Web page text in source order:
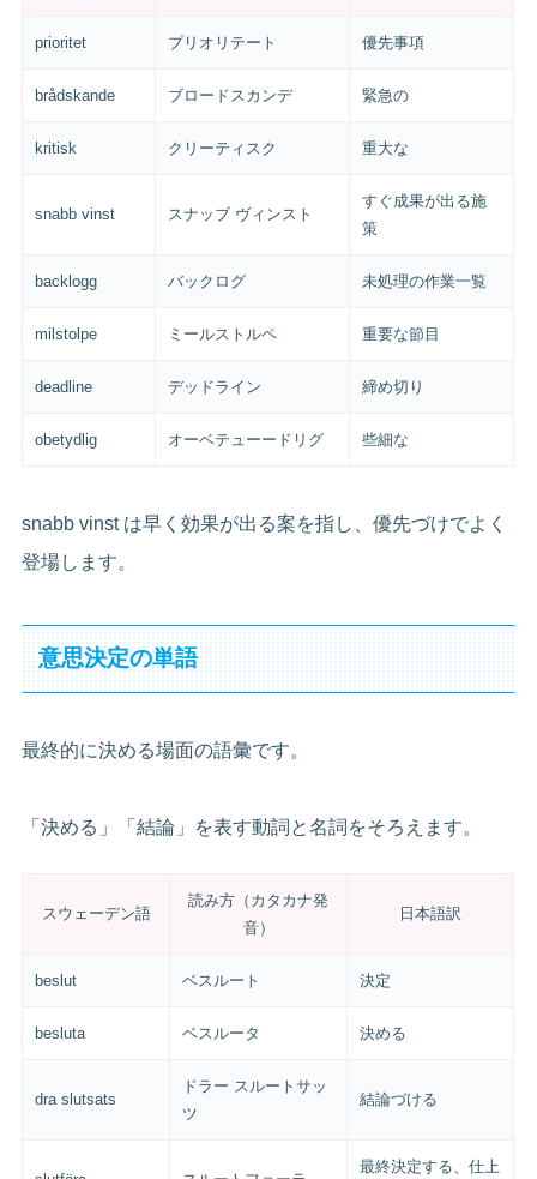
prioritet プリオリテート 優先事項
brådskande ブロードスカンデ 緊急の
kritisk クリーティスク 重大な
snabb vinst スナッブ ヴィンスト
すぐ成果が出る施
策
backlogg バックログ 未処理の作業一覧
milstolpe ミールストルペ 重要な節目
deadline デッドライン 締め切り
obetydlig オーベテューードリグ 些細な
snabb vinst は早く効果が出る案を指し、優先づけでよく
登場します。
意思決定の単語
最終的に決める場面の語彙です。
「決める」「結論」を表す動詞と名詞をそろえます。
スウェーデン語
読み方（カタカナ発
音）
日本語訳
beslut ベスルート 決定
besluta ベスルータ 決める
dra slutsats
ドラー スルートサッ
ツ
結論づける
最終決定する、仕上